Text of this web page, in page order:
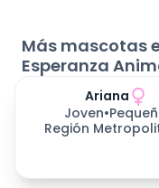
Más mascotas
Esperanza
Ariana
Joven•
Región